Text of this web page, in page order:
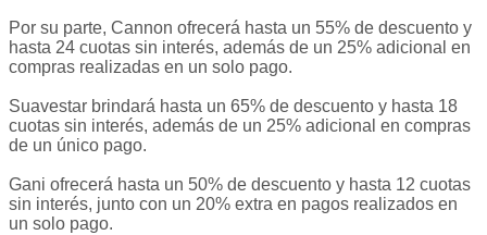
Por su parte, Cannon ofrecerá hasta un 55% de descuento y
hasta 24 cuotas sin interés, además de un 25% adicional en
compras realizadas en un solo pago.
Suavestar brindará hasta un 65% de descuento y hasta 18
cuotas sin interés, además de un 25% adicional en compras
de un único pago.
Gani ofrecerá hasta un 50% de descuento y hasta 12 cuotas
sin interés, junto con un 20% extra en pagos realizados en
un solo pago.